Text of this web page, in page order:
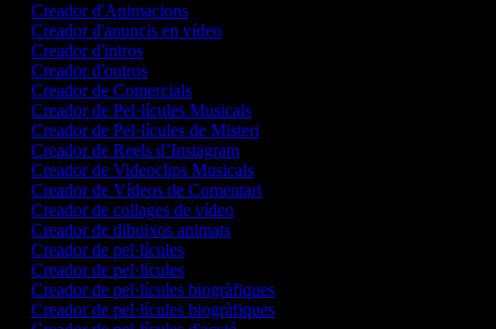
Creador d'Animacions
Creador d'anuncis en vídeo
Creador d'intros
Creador d'outros
Creador de Comercials
Creador de Pel·lícules Musicals
Creador de Pel·lícules de Misteri
Creador de Reels d’Instagram
Creador de Videoclips Musicals
Creador de Vídeos de Comentari
Creador de collages de vídeo
Creador de dibuixos animats
Creador de pel·lícules
Creador de pel·lícules
Creador de pel·lícules biogràfiques
Creador de pel·lícules biogràfiques